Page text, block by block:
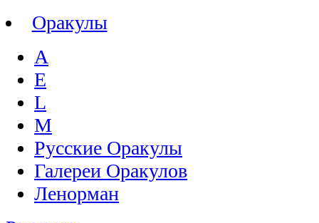
Оракулы
A
E
L
M
Русские Оракулы
Галереи Оракулов
Ленорман